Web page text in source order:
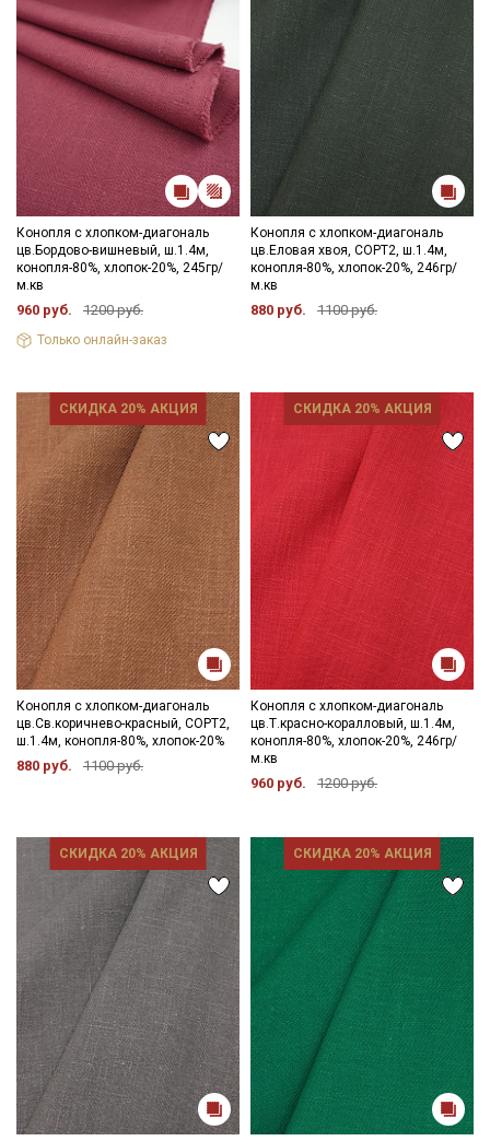
Конопля с хлопком-диагональ
цв.Бордово-вишневый, ш.1.4м,
конопля-80%, хлопок-20%, 245гр/
м.кв
960 руб. 1200 руб.
Только онлайн-заказ
Конопля с хлопком-диагональ
цв.Еловая хвоя, СОРТ2, ш.1.4м,
конопля-80%, хлопок-20%, 246гр/
м.кв
880 руб. 1100 руб.
СКИДКА 20% АКЦИЯ
Конопля с хлопком-диагональ
цв.Св.коричнево-красный, СОРТ2,
ш.1.4м, конопля-80%, хлопок-20%
880 руб. 1100 руб.
СКИДКА 20% АКЦИЯ
Конопля с хлопком-диагональ
цв.Т.красно-коралловый, ш.1.4м,
конопля-80%, хлопок-20%, 246гр/
м.кв
960 руб. 1200 руб.
СКИДКА 20% АКЦИЯ СКИДКА 20% АКЦИЯ